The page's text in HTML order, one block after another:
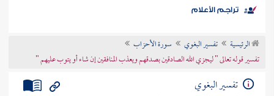
موضوعي
تراجم الأعلام
الرئيسية تفسير البغوي
سورة الأحزاب
تفسير قوله تعالى " ليجزي الله الصادقين بصدقهم ويعذب المنافقين إن شاء أو يتوب عليهم "
تفسير البغوي